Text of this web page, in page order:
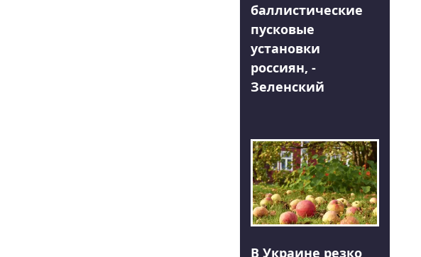
баллистические
пусковые
установки
россиян, -
Зеленский
В Украине резко